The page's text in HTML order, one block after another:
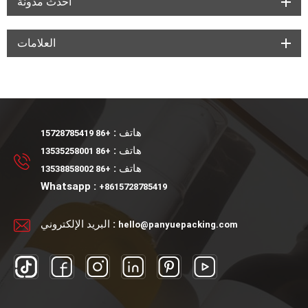
السيليكا الطبيعية ومغطاة بالزجاج المصهور. تم اختراع الزجاج نفسه قبل ألفي
عام. لم يتم استخدام هذه المادة في العديد من الت...
العلامات
هاتف : +86 15728785419
هاتف : +86 13535258001
هاتف : +86 13538858002
Whatsapp : +8615728785419
البريد الإلكتروني : hello@panyuepacking.com